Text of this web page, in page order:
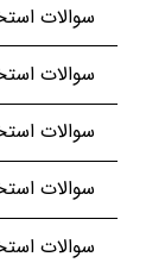
سوالات
سوالات
سوالات
سوالات
سوالات